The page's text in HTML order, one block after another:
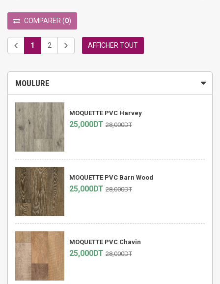
MOULURE
MOQUETTE PVC Harvey
25,000DT 28,000DT
MOQUETTE PVC Barn Wood
25,000DT 28,000DT
MOQUETTE PVC Chavin
25,000DT 28,000DT
COMPARER (0)
1 2 AFFICHER TOUT